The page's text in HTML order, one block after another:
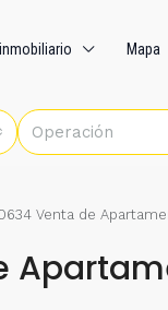
Mapa
Operación
Venta de